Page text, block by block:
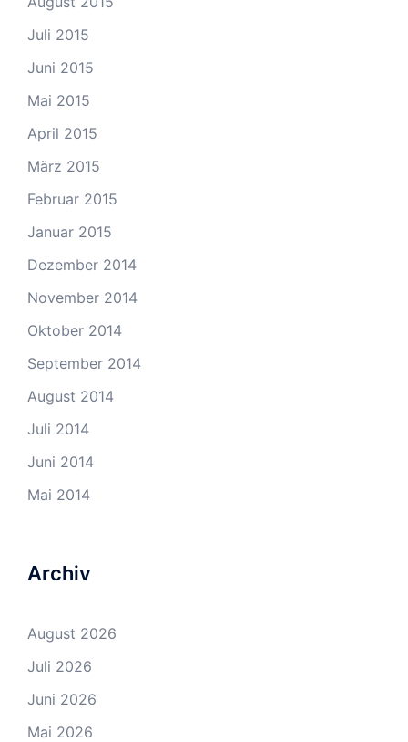
Juli 2015
Juni 2015
Mai 2015
April 2015
März 2015
Februar 2015
Januar 2015
Dezember 2014
November 2014
Oktober 2014
September 2014
August 2014
Juli 2014
Juni 2014
Mai 2014
Archiv
August 2026
Juli 2026
Juni 2026
Mai 2026